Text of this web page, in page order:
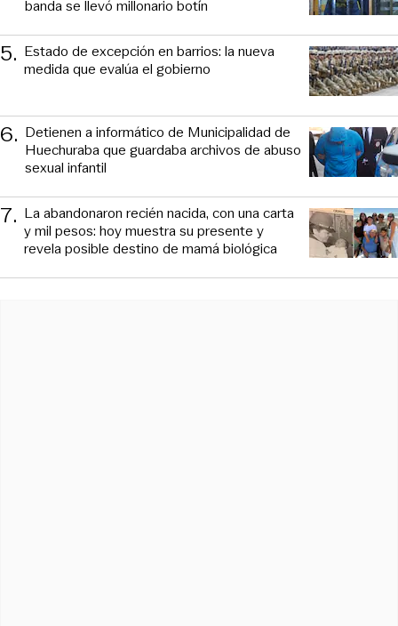
banda se llevó millonario botín
5. Estado de excepción en barrios: la nueva
medida que evalúa el gobierno
6. Detienen a informático de Municipalidad de
Huechuraba que guardaba archivos de abuso
sexual infantil
7. La abandonaron recién nacida, con una carta
y mil pesos: hoy muestra su presente y
revela posible destino de mamá biológica